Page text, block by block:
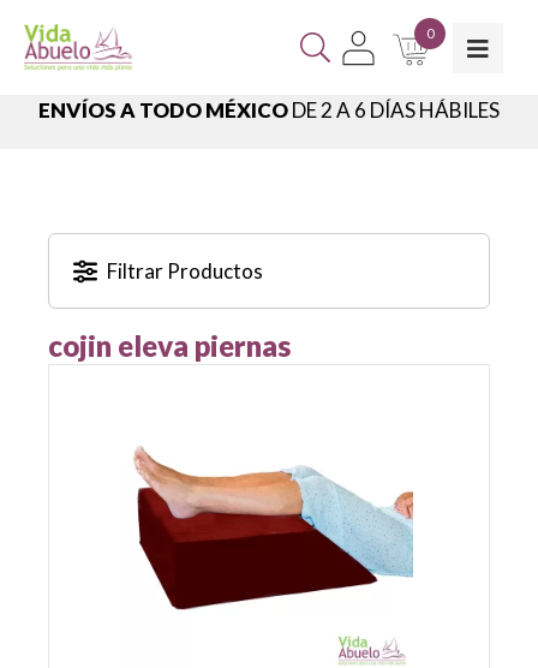
0
ENVÍOS A TODO MÉXICODE 2 A 6 DÍAS HÁBILES
Filtrar Productos
cojin eleva piernas